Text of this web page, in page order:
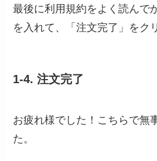
最後に利用規約をよく読んで
を入れて、「注文完了」をク
1-4. 注文完了
お疲れ様でした！こちらで無
た。